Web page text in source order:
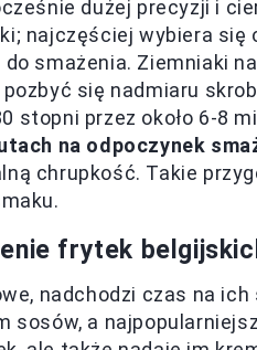
dużej precyzji i
najczęściej wybiera
smażenia. Ziemniaki
się nadmiaru
stopni przez około 6-8
na odpoczynek
chrupkość. Takie
frytek
nadchodzi czas na
sosów, a